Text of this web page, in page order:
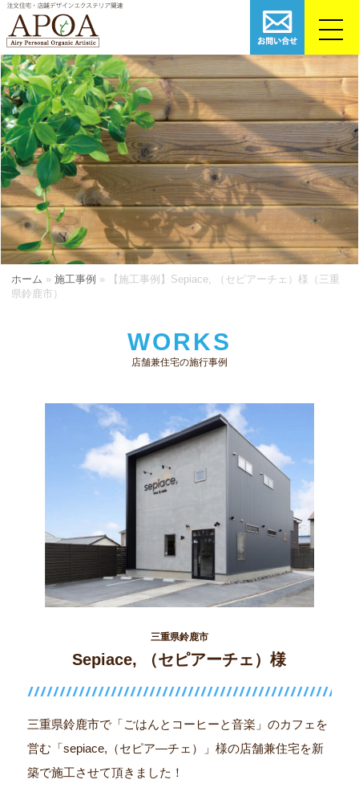
ホーム » 施工事例 » 【施工事例】Sepiace, （セピアーチェ）様（三重
県鈴鹿市）
WORKS
店舗兼住宅の施行事例
三重県鈴鹿市
Sepiace, （セピアーチェ）様
三重県鈴鹿市で「ごはんとコーヒーと音楽」のカフェを
営む「sepiace,（セピア―チェ）」様の店舗兼住宅を新
築で施工させて頂きました！